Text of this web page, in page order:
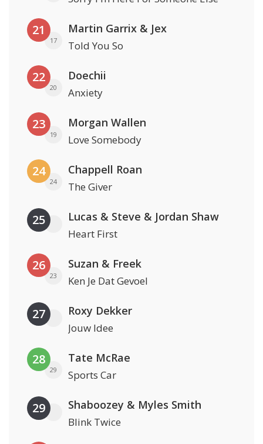
21
17
Martin Garrix & Jex
Told You So
22
20
Doechii
Anxiety
23
19
Morgan Wallen
Love Somebody
24
24
Chappell Roan
The Giver
25 Lucas & Steve & Jordan Shaw
Heart First
26
23
Suzan & Freek
Ken Je Dat Gevoel
27 Roxy Dekker
Jouw Idee
28
29
Tate McRae
Sports Car
29 Shaboozey & Myles Smith
Blink Twice